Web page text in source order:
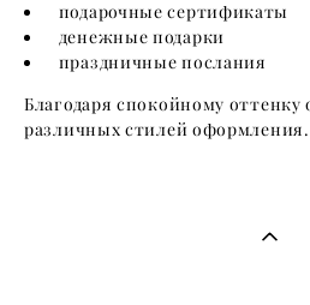
подарочные сертификаты
денежные подарки
праздничные послания
Благодаря спокойному оттенку
различных стилей оформления.